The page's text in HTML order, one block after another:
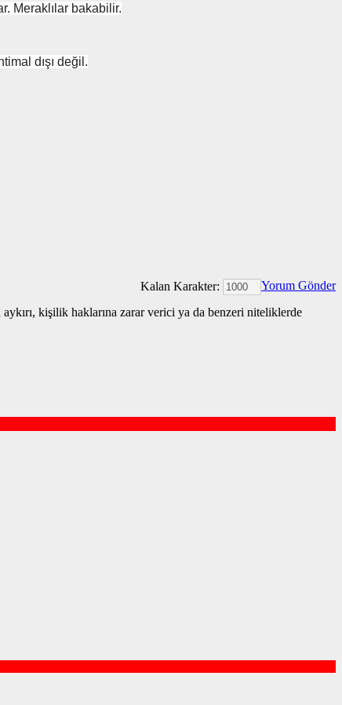
Meraklılar bakabilir.
dışı değil.
Yorum Gönder
Kalan Karakter:
aykırı, kişilik haklarına zarar verici ya da benzeri niteliklerde